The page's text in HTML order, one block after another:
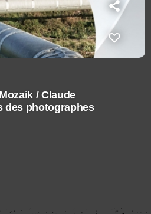
/ Claude
des photographes